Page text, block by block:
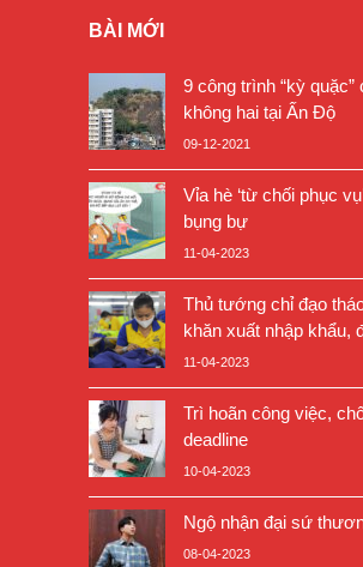
BÀI MỚI
9 công trình “kỳ quặc”
không hai tại Ấn Độ
09-12-2021
Vỉa hè ‘từ chối phục
bụng bự
11-04-2023
Thủ tướng chỉ đạo
khăn xuất nhập khẩu,
11-04-2023
Trì hoãn công việc,
deadline
10-04-2023
Ngộ nhận đại sứ
08-04-2023